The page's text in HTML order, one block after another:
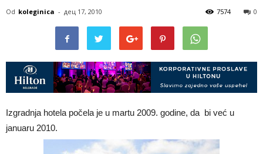
Od koleginica - дец 17, 2010 0
7574
Izgradnja hotela počela je u martu 2009. godine, da bi već u
januaru 2010.